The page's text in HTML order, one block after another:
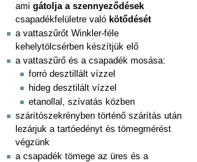
ami gátolja a szennyeződések
csapadékfelületre való kötődését
a vattaszűrőt Winkler-féle
kehelytölcsérben készítjük elő
a vattaszűrő és a csapadék mosása:
forró desztillált vízzel
hideg desztilált vízzel
etanollal, szívatás közben
szárítószekrényben történő szárítás után
lezárjuk a tartóedényt és tömegmérést
végzünk
a csapadék tömege az üres és a